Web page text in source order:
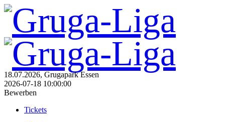
18.07.2026, Grugapark Essen
2026-07-18 10:00:00
Bewerben
Tickets